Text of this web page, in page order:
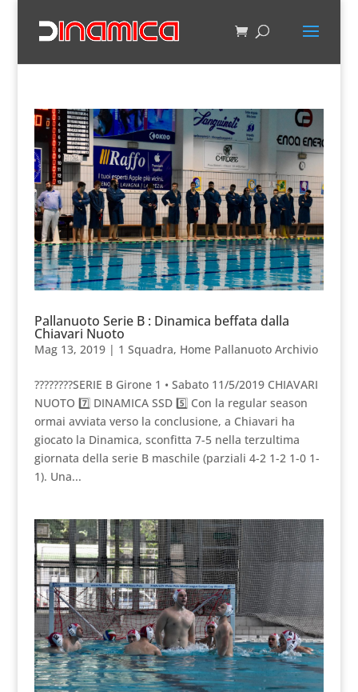
Pallanuoto Serie B : Dinamica beffata dalla
Chiavari Nuoto
Mag 13, 2019| 1 Squadra, Home Pallanuoto Archivio
????????SERIE B Girone 1 • Sabato 11/5/2019 CHIAVARI
NUOTO 7️⃣ DINAMICA SSD 5️⃣ Con la regular season
ormai avviata verso la conclusione, a Chiavari ha
giocato la Dinamica, sconfitta 7-5 nella terzultima
giornata della serie B maschile (parziali 4-2 1-2 1-0 1-
1). Una...